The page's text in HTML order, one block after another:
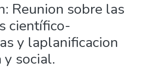
Reunion sobre las
científico-
y laplanificacion
y social.